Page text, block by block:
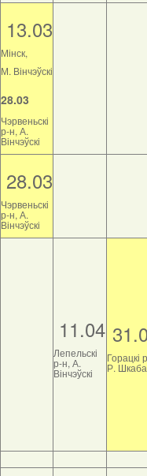
13.03
Мінск,
М. Вінчэўскі
28.03
Чэрвеньскі
р-н, А.
Вінчэўскі
28.03
Чэрвеньскі
р-н, А.
Вінчэўскі
11.04
Лепельскі
р-н, А.
Вінчэўскі
Горацкі
Р.